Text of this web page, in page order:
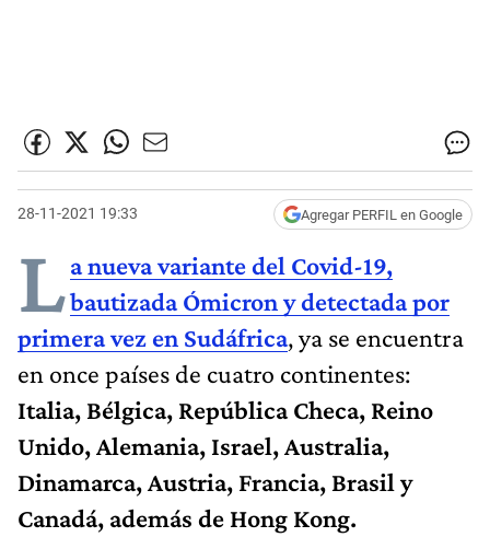
28-11-2021 19:33 Agregar PERFIL en Google
La nueva variante del Covid-19,
bautizadaÓmicrony detectada por
primera vez en Sudáfrica, ya se encuentra
en once países de cuatro continentes:
Italia, Bélgica, República Checa, Reino
Unido, Alemania, Israel, Australia,
Dinamarca, Austria, Francia, Brasil y
Canadá, además de Hong Kong.